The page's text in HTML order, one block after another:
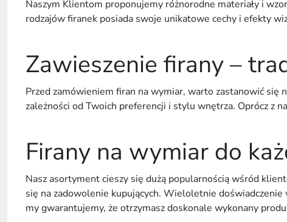
Naszym Klientom proponujemy różnorodne materiały i
rodzajów firanek posiada swoje unikatowe cechy i efekty
Zawieszenie firany –
Przed zamówieniem firan na wymiar, warto zastanowić się
zależności od Twoich preferencji i stylu wnętrza. Oprócz z
Firany na wymiar do
Nasz asortyment cieszy się dużą popularnością wśród
się na zadowolenie kupujących. Wieloletnie
my gwarantujemy, że otrzymasz doskonale wykonany